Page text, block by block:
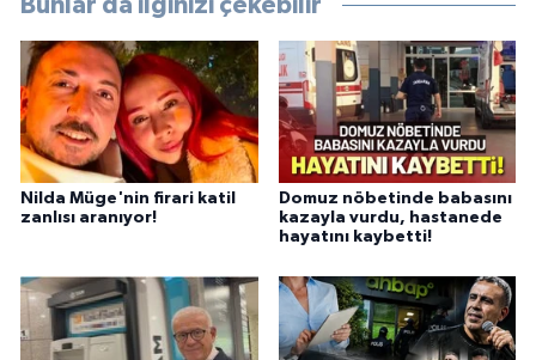
Bunlar da ilginizi çekebilir
Nilda Müge'nin firari katil
zanlısı aranıyor!
Domuz nöbetinde babasını
kazayla vurdu, hastanede
hayatını kaybetti!